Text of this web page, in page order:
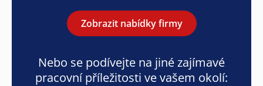
Zobrazit nabídky firmy
Nebo se podívejte na jiné zajímavé
pracovní příležitosti ve vašem okolí: